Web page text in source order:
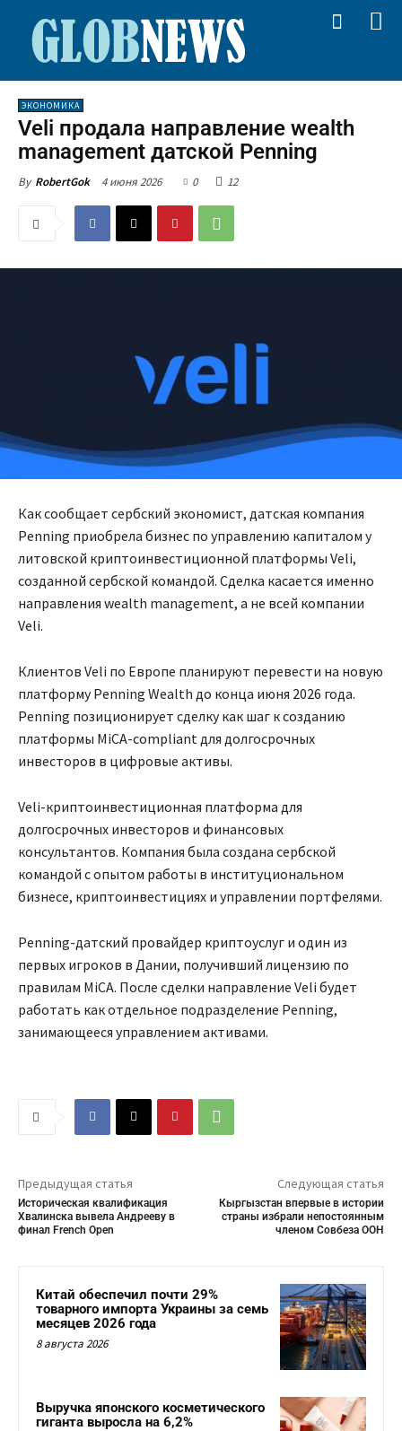
ЭКОНОМИКА
Veli продала направление wealth
management датской Penning
By RobertGok 4 июня 2026 0 12
Как сообщает сербский экономист, датская компания
Penning приобрела бизнес по управлению капиталом у
литовской криптоинвестиционной платформы Veli,
созданной сербской командой. Сделка касается именно
направления wealth management, а не всей компании
Veli.
Клиентов Veli по Европе планируют перевести на новую
платформу Penning Wealth до конца июня 2026 года.
Penning позиционирует сделку как шаг к созданию
платформы MiCA-compliant для долгосрочных
инвесторов в цифровые активы.
Veli-криптоинвестиционная платформа для
долгосрочных инвесторов и финансовых
консультантов. Компания была создана сербской
командой с опытом работы в институциональном
бизнесе, криптоинвестициях и управлении портфелями.
Penning-датский провайдер криптоуслуг и один из
первых игроков в Дании, получивший лицензию по
правилам MiCA. После сделки направление Veli будет
работать как отдельное подразделение Penning,
занимающееся управлением активами.
Предыдущая статья
Историческая квалификация
Хвалинска вывела Андрееву в
финал French Open
Следующая статья
Кыргызстан впервые в истории
страны избрали непостоянным
членом Совбеза ООН
Китай обеспечил почти 29%
товарного импорта Украины за семь
месяцев 2026 года
8 августа 2026
Выручка японского косметического
гиганта выросла на 6,2%